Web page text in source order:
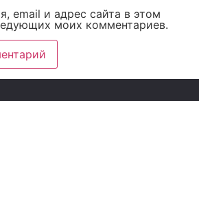
email и адрес сайта в этом
моих комментариев.